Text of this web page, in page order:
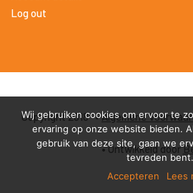
Log out
Copyright 2018 •Algemene
• Ontwikkeld door
Wij gebruiken cookies om ervoor te
ervaring op onze website bieden.
gebruik van deze site, gaan we
tevreden bent.
Accepteren
Lees